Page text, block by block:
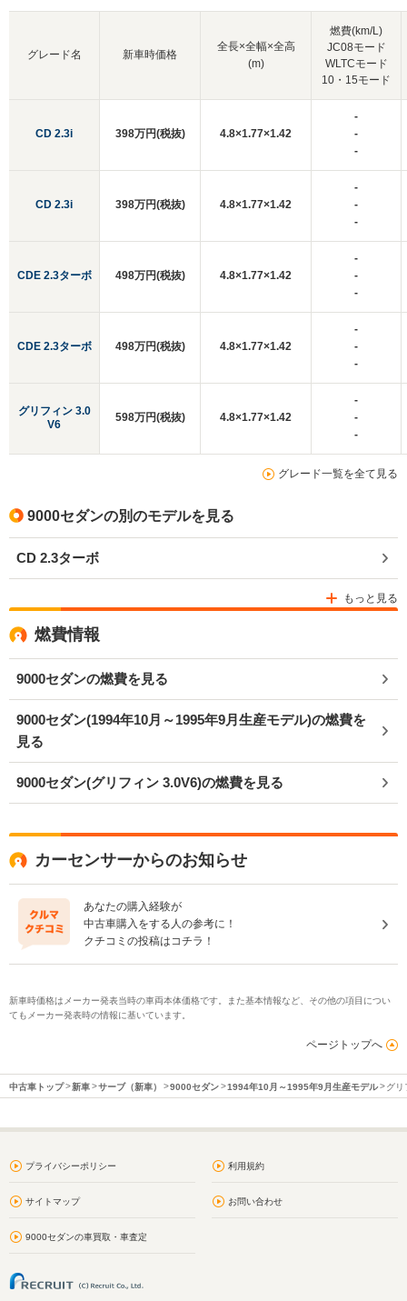
グレード名
CD 2.3i
CD 2.3i
CDE 2.3ターボ
CDE 2.3ターボ
グリフィン 3.0
V6
新車時価格
全長×全幅×全高
(m)
燃費(km/L)
JC08モード
WLTCモード
10・15モード
398万円(税抜) 4.8×1.77×1.42
-
-
-
398万円(税抜) 4.8×1.77×1.42
-
-
-
498万円(税抜) 4.8×1.77×1.42
-
-
-
498万円(税抜) 4.8×1.77×1.42
-
-
-
598万円(税抜) 4.8×1.77×1.42
-
-
-
グレード一覧を全て見る
9000セダンの別のモデルを見る
CD 2.3ターボ
もっと見る
燃費情報
9000セダンの燃費を見る
9000セダン(1994年10月～1995年9月生産モデル)の燃費を
見る
9000セダン(グリフィン 3.0V6)の燃費を見る
カーセンサーからのお知らせ
あなたの購入経験が
中古車購入をする人の参考に！
クチコミの投稿はコチラ！
新車時価格はメーカー発表当時の車両本体価格です。また基本情報など、その他の項目につい
てもメーカー発表時の情報に基いています。
ページトップへ
中古車トップ 新車 サーブ（新車） 9000セダン 1994年10月～1995年9月生産モデル グリ
プライバシーポリシー 利用規約
サイトマップ お問い合わせ
9000セダンの車買取・車査定